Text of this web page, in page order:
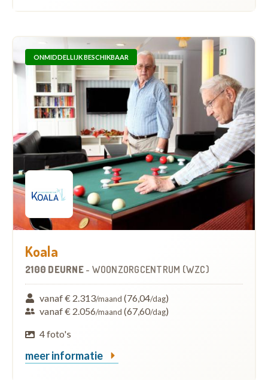
ONMIDDELLIJK BESCHIKBAAR
Koala
2100 DEURNE - WOONZORGCENTRUM (WZC)
vanaf € 2.313/maand (76,04/dag)
vanaf € 2.056/maand (67,60/dag)
4 foto's
meer informatie